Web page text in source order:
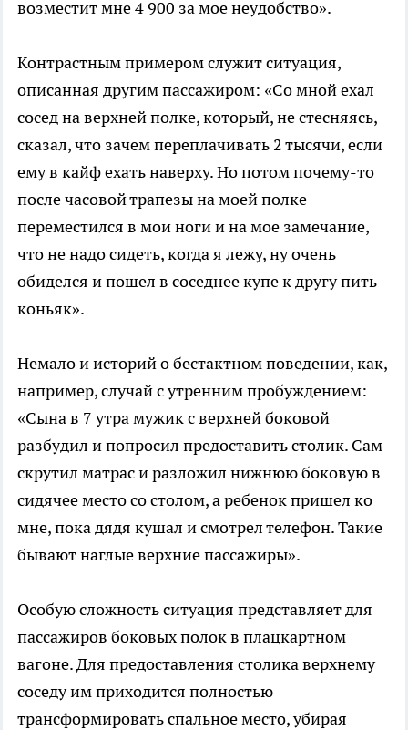
возместит мне 4 900 за мое неудобство».
Контрастным примером служит ситуация,
описанная другим пассажиром: «Со мной ехал
сосед на верхней полке, который, не стесняясь,
сказал, что зачем переплачивать 2 тысячи, если
ему в кайф ехать наверху. Но потом почему-то
после часовой трапезы на моей полке
переместился в мои ноги и на мое замечание,
что не надо сидеть, когда я лежу, ну очень
обиделся и пошел в соседнее купе к другу пить
коньяк».
Немало и историй о бестактном поведении, как,
например, случай с утренним пробуждением:
«Сына в 7 утра мужик с верхней боковой
разбудил и попросил предоставить столик. Сам
скрутил матрас и разложил нижнюю боковую в
сидячее место со столом, а ребенок пришел ко
мне, пока дядя кушал и смотрел телефон. Такие
бывают наглые верхние пассажиры».
Особую сложность ситуация представляет для
пассажиров боковых полок в плацкартном
вагоне. Для предоставления столика верхнему
соседу им приходится полностью
трансформировать спальное место, убирая